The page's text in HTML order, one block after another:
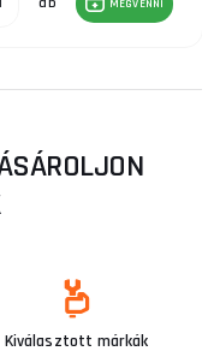
MEGVENNI
Kiválasztott márkák